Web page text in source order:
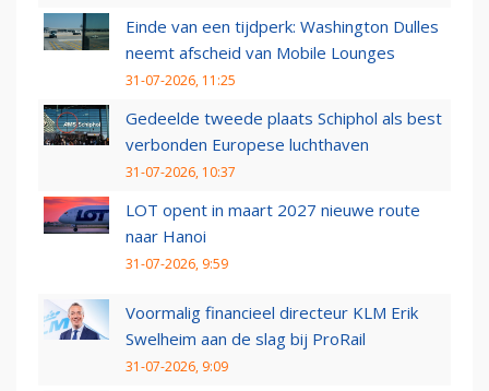
Einde van een tijdperk: Washington Dulles
neemt afscheid van Mobile Lounges
31-07-2026, 11:25
Gedeelde tweede plaats Schiphol als best
verbonden Europese luchthaven
31-07-2026, 10:37
LOT opent in maart 2027 nieuwe route
naar Hanoi
31-07-2026, 9:59
Voormalig financieel directeur KLM Erik
Swelheim aan de slag bij ProRail
31-07-2026, 9:09